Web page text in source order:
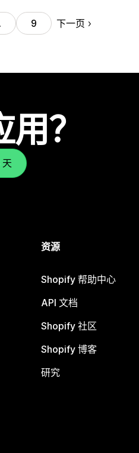
9 下一页
？
资源
Shopify 帮助中心
API 文档
Shopify 社区
Shopify 博客
研究